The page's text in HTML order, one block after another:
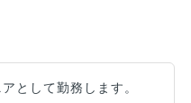
として勤務します。